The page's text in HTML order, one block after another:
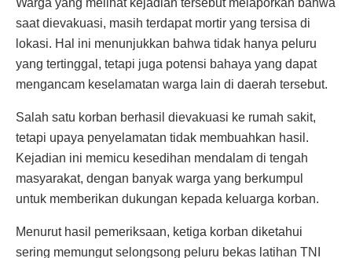
Warga yang melihat kejadian tersebut melaporkan bahwa
saat dievakuasi, masih terdapat mortir yang tersisa di
lokasi. Hal ini menunjukkan bahwa tidak hanya peluru
yang tertinggal, tetapi juga potensi bahaya yang dapat
mengancam keselamatan warga lain di daerah tersebut.
Salah satu korban berhasil dievakuasi ke rumah sakit,
tetapi upaya penyelamatan tidak membuahkan hasil.
Kejadian ini memicu kesedihan mendalam di tengah
masyarakat, dengan banyak warga yang berkumpul
untuk memberikan dukungan kepada keluarga korban.
Menurut hasil pemeriksaan, ketiga korban diketahui
sering memungut selongsong peluru bekas latihan TNI